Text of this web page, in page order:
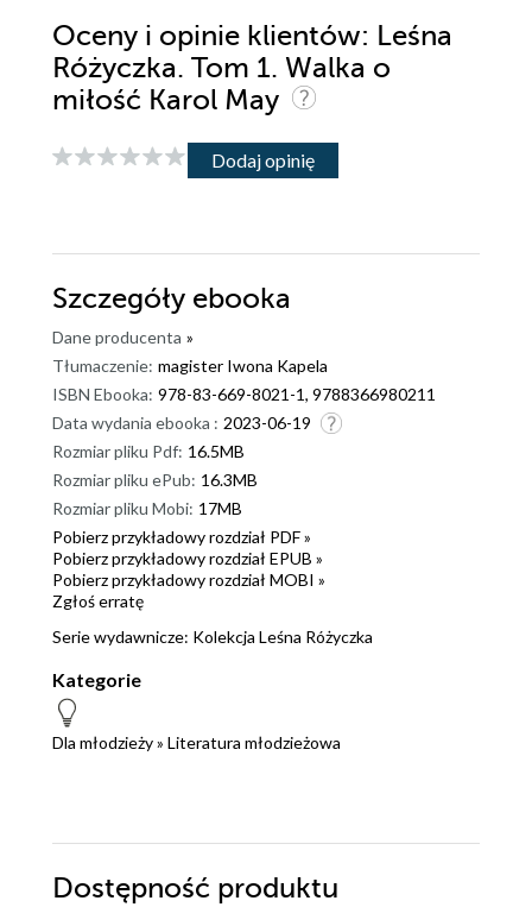
Oceny i opinie klientów: Leśna
Różyczka. Tom 1. Walka o
miłość Karol May
Dodaj opinię
Szczegóły ebooka
Dane producenta »
Tłumaczenie: magister Iwona Kapela
ISBN Ebooka: 978-83-669-8021-1, 9788366980211
Data wydania ebooka : 2023-06-19
Rozmiar pliku Pdf: 16.5MB
Rozmiar pliku ePub: 16.3MB
Rozmiar pliku Mobi: 17MB
Pobierz przykładowy rozdział PDF »
Pobierz przykładowy rozdział EPUB »
Pobierz przykładowy rozdział MOBI »
Zgłoś erratę
Serie wydawnicze: Kolekcja Leśna Różyczka
Kategorie
Dla młodzieży» Literatura młodzieżowa
Dostępność produktu